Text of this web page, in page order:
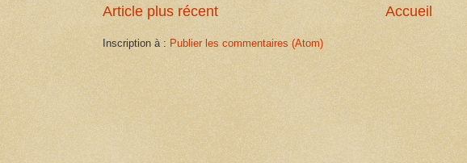
Article plus récent Accueil
Inscription à : Publier les commentaires (Atom)